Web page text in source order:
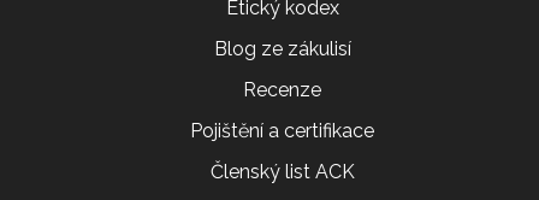
Etický kodex
Blog ze zákulisí
Recenze
Pojištění a certifikace
Členský list ACK